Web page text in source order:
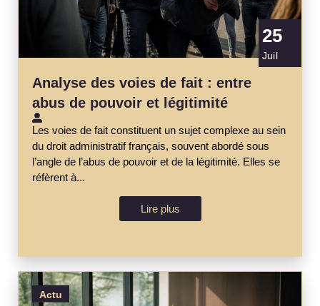
25
Juil
Analyse des voies de fait : entre
abus de pouvoir et légitimité
Les voies de fait constituent un sujet complexe au sein
du droit administratif français, souvent abordé sous
l’angle de l’abus de pouvoir et de la légitimité. Elles se
réfèrent à...
Lire plus
Actu